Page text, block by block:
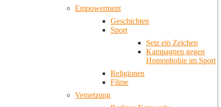
Empowerment
Geschichten
Sport
Setz ein Zeichen
Kampagnen gegen
Homophobie im Sport
Religionen
Filme
Vernetzung